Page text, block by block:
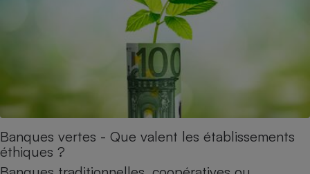
Banques vertes - Que valent les établissements
éthiques ?